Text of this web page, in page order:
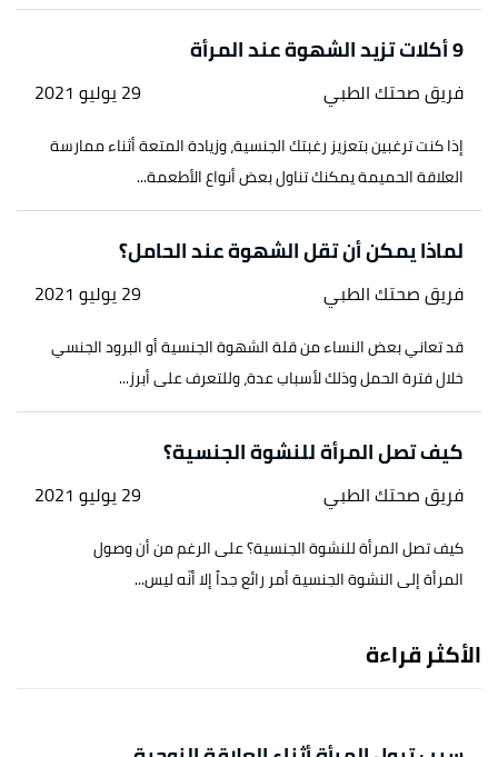
9 أكلات تزيد الشهوة عند المرأة
فريق صحتك الطبي 29 يوليو 2021
إذا كنت ترغبين بتعزيز رغبتك الجنسية، وزيادة المتعة أثناء ممارسة
العلاقة الحميمة يمكنك تناول بعض أنواع الأطعمة...
لماذا يمكن أن تقل الشهوة عند الحامل؟
فريق صحتك الطبي 29 يوليو 2021
قد تعاني بعض النساء من قلة الشهوة الجنسية أو البرود الجنسي
خلال فترة الحمل وذلك لأسباب عدة، وللتعرف على أبرز...
كيف تصل المرأة للنشوة الجنسية؟
فريق صحتك الطبي 29 يوليو 2021
كيف تصل المرأة للنشوة الجنسية؟ على الرغم من أن وصول
المرأة إلى النشوة الجنسية أمر رائع جداً إلا أنّه ليس...
الأكثر قراءة